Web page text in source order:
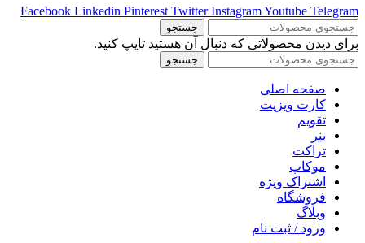
Facebook Linkedin Pinterest Twitter InstagramYoutube Telegram
جستجو
برای دیدن محصولاتی که دنبال آن هستید تایپ کنید.
جستجو
صفحه اصلی
کارت ویزیت
تقویم
بنر
تراکت
موکاپ
اشتراک ویژه
فروشگاه
وبلاگ
ورود / ثبت نام